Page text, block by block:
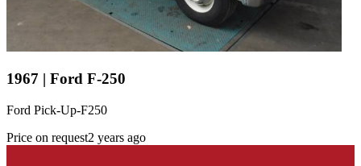
1967 | Ford F-250
Ford Pick-Up-F250
Price on request2 years ago